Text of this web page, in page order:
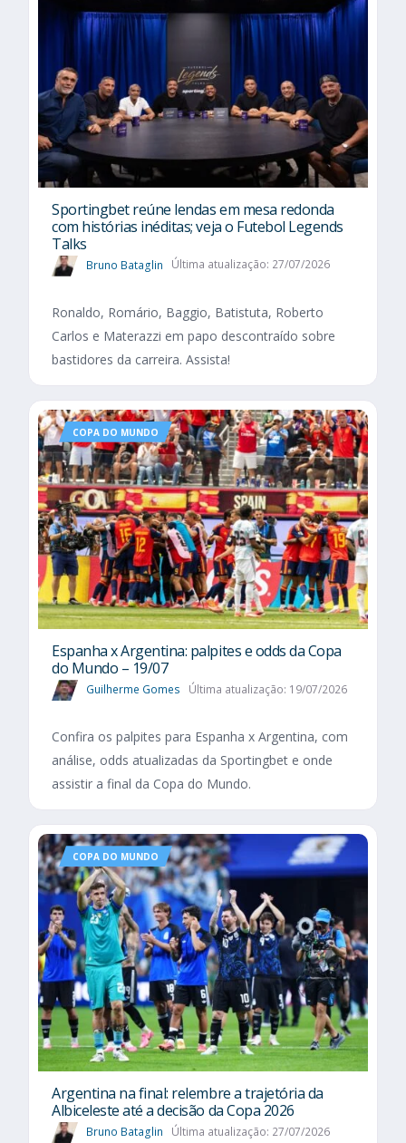
Sportingbet reúne lendas em mesa redonda
com histórias inéditas; veja o Futebol Legends
Talks
Bruno Bataglin Última atualização: 27/07/2026
Ronaldo, Romário, Baggio, Batistuta, Roberto
Carlos e Materazzi em papo descontraído sobre
bastidores da carreira. Assista!
COPA DO MUNDO
Espanha x Argentina: palpites e odds da Copa
do Mundo – 19/07
Guilherme Gomes Última atualização: 19/07/2026
Confira os palpites para Espanha x Argentina, com
análise, odds atualizadas da Sportingbet e onde
assistir a final da Copa do Mundo.
COPA DO MUNDO
Argentina na final: relembre a trajetória da
Albiceleste até a decisão da Copa 2026
Bruno Bataglin Última atualização: 27/07/2026